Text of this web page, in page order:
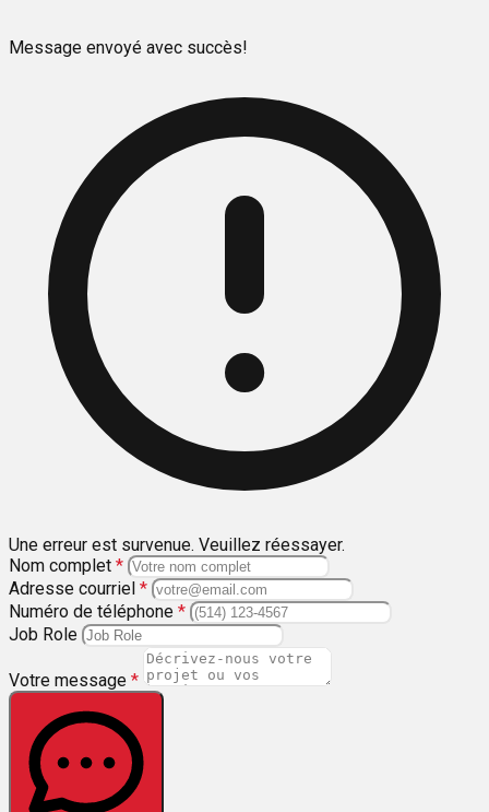
Message envoyé avec succès!
Une erreur est survenue. Veuillez réessayer.
Nom complet *
Adresse courriel *
Numéro de téléphone *
Job Role
Votre message *